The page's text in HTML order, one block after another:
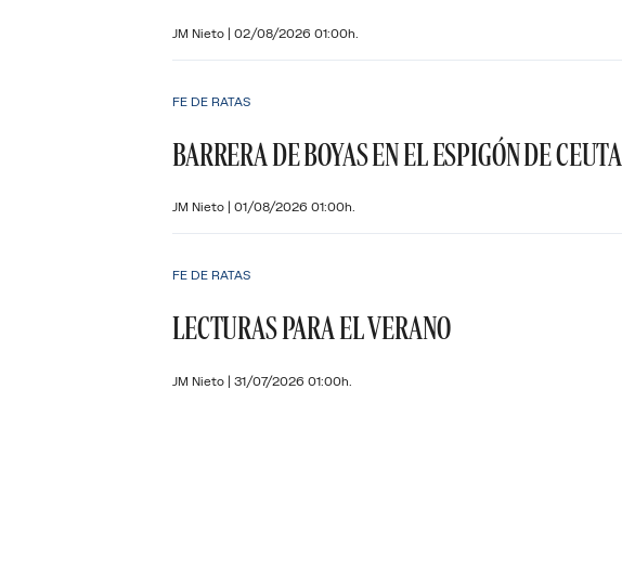
JM Nieto | 02/08/2026 01:00h.
FE DE RATAS
BARRERA DE BOYAS EN EL ESPIGÓN DE CEUTA
JM Nieto | 01/08/2026 01:00h.
FE DE RATAS
LECTURAS PARA EL VERANO
JM Nieto | 31/07/2026 01:00h.